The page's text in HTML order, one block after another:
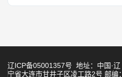
辽ICP备05001357号 地址：中国·辽
宁省大连市甘井子区凌工路2号 邮编：